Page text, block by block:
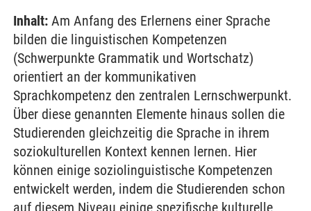
Inhalt: Am Anfang des Erlernens einer Sprache
bilden die linguistischen Kompetenzen
(Schwerpunkte Grammatik und Wortschatz)
orientiert an der kommunikativen
Sprachkompetenz den zentralen Lernschwerpunkt.
Über diese genannten Elemente hinaus sollen die
Studierenden gleichzeitig die Sprache in ihrem
soziokulturellen Kontext kennen lernen. Hier
können einige soziolinguistische Kompetenzen
entwickelt werden, indem die Studierenden schon
auf diesem Niveau einige spezifische kulturelle